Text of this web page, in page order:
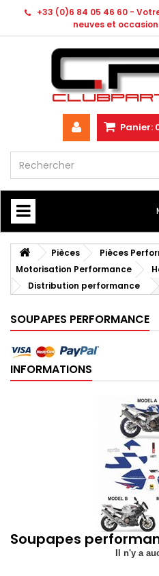
+33 (0)6 84 05 46 60 -
neuves et
Panier:
Pièces
Pièces
Motorisation Performance
Distribution performance
SOUPAPES PERFORMANCE
INFORMATIONS
Soupapes
Il n'y a